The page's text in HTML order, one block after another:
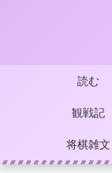
読む
観戦記
将棋雑文